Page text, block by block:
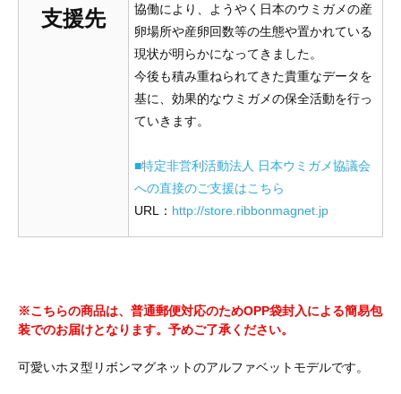
支援先
協働により、ようやく日本のウミガメの産
卵場所や産卵回数等の生態や置かれている
現状が明らかになってきました。
今後も積み重ねられてきた貴重なデータを
基に、効果的なウミガメの保全活動を行っ
ていきます。
■特定非営利活動法人 日本ウミガメ協議会
への直接のご支援はこちら
URL： http://store.ribbonmagnet.jp
※こちらの商品は、普通郵便対応のためOPP袋封入による簡易包
装でのお届けとなります。予めご了承ください。
可愛いホヌ型リボンマグネットのアルファベットモデルです。